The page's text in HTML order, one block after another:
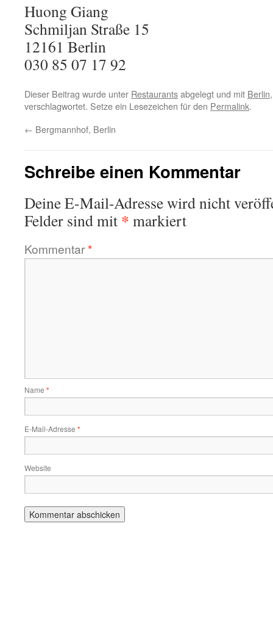
Huong Giang
Schmiljan Straße 15
12161 Berlin
030 85 07 17 92
Dieser Beitrag wurde unter Restaurantsabgelegt und mit Berlin
verschlagwortet. Setze ein Lesezeichen für den Permalink.
← Bergmannhof, Berlin
Schreibe einen Kommentar
Deine E-Mail-Adresse wird nicht
Felder sind mit * markiert
Kommentar*
Name *
E-Mail-Adresse *
Website